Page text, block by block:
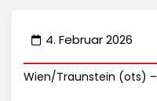
4. Februar 2026
Wien/Traunstein (ots) –